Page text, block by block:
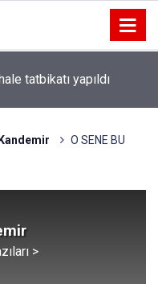
tatbikatı yapıldı
O SENE BU
>